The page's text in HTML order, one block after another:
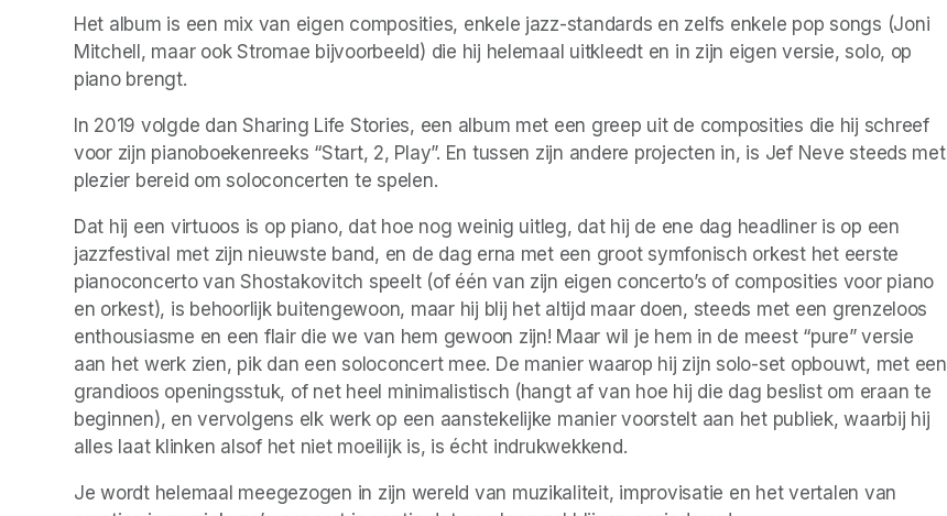
Het album is een mix van eigen composities, enkele jazz-standards en zelfs enkele pop songs (Joni
Mitchell, maar ook Stromae bijvoorbeeld) die hij helemaal uitkleedt en in zijn eigen versie, solo, op
piano brengt.
In 2019 volgde dan Sharing Life Stories, een album met een greep uit de composities die hij schreef
voor zijn pianoboekenreeks “Start, 2, Play”. En tussen zijn andere projecten in, is Jef Neve steeds met
plezier bereid om soloconcerten te spelen.
Dat hij een virtuoos is op piano, dat hoe nog weinig uitleg, dat hij de ene dag headliner is op een
jazzfestival met zijn nieuwste band, en de dag erna met een groot symfonisch orkest het eerste
pianoconcerto van Shostakovitch speelt (of één van zijn eigen concerto’s of composities voor piano
en orkest), is behoorlijk buitengewoon, maar hij blij het altijd maar doen, steeds met een grenzeloos
enthousiasme en een flair die we van hem gewoon zijn! Maar wil je hem in de meest “pure” versie
aan het werk zien, pik dan een soloconcert mee. De manier waarop hij zijn solo-set opbouwt, met een
grandioos openingsstuk, of net heel minimalistisch (hangt af van hoe hij die dag beslist om eraan te
beginnen), en vervolgens elk werk op een aanstekelijke manier voorstelt aan het publiek, waarbij hij
alles laat klinken alsof het niet moeilijk is, is écht indrukwekkend.
Je wordt helemaal meegezogen in zijn wereld van muzikaliteit, improvisatie en het vertalen van